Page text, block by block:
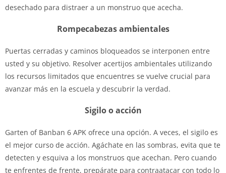
desechado para distraer a un monstruo que acecha.
Rompecabezas ambientales
Puertas cerradas y caminos bloqueados se interponen entre
usted y su objetivo. Resolver acertijos ambientales utilizando
los recursos limitados que encuentres se vuelve crucial para
avanzar más en la escuela y descubrir la verdad.
Sigilo o acción
Garten of Banban 6 APK ofrece una opción. A veces, el sigilo es
el mejor curso de acción. Agáchate en las sombras, evita que te
detecten y esquiva a los monstruos que acechan. Pero cuando
te enfrentes de frente, prepárate para contraatacar con todo lo